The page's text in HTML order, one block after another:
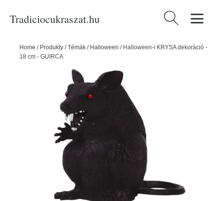
Tradiciocukraszat.hu Keresés:
Home / Produkty /Témák / Halloween / Halloween-i KRYSA dekoráció -
18 cm - GUIRCA